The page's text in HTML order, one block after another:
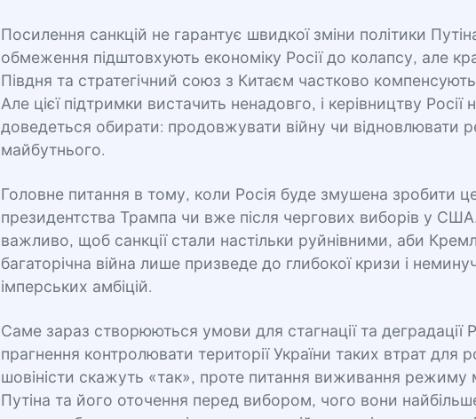
Посилення санкцій не гарантує швидкої зміни політики
обмеження підштовхують економіку Росії до колапсу, але
Півдня та стратегічний союз з Китаєм частково
Але цієї підтримки вистачить ненадовго, і керівництву Росії
доведеться обирати: продовжувати війну чи відновлювати
майбутнього.
Головне питання в тому, коли Росія буде змушена зробити
президентства Трампа чи вже після чергових виборів у
важливо, щоб санкції стали настільки руйнівними, аби
багаторічна війна лише призведе до глибокої кризи і
імперських амбіцій.
Саме зараз створюються умови для стагнації та деградації
прагнення контролювати території України таких втрат для
шовіністи скажуть «так», проте питання виживання режиму
Путіна та його оточення перед вибором, чого вони